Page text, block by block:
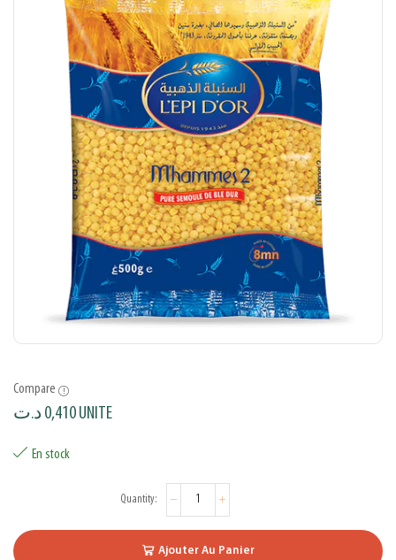
Compare
0,410د.ت UNITE
En stock
Ajouter Au Panier